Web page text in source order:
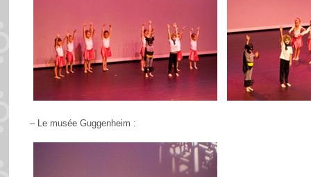
– Le musée Guggenheim :